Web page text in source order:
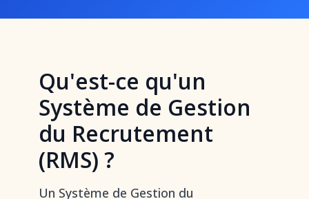
Qu'est-ce qu'un
Système de Gestion
du Recrutement
(RMS) ?
Un Système de Gestion du